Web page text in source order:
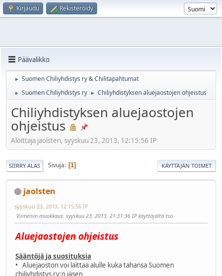
Kirjaudu Rekisteröidy
Päävalikko
► Suomen Chiliyhdistys ry & Chilitapahtumat
► Suomen Chiliyhdistys ry ► Chiliyhdistyksen aluejaostojen ohjeistus
Chiliyhdistyksen aluejaostojen
ohjeistus
Aloittaja jaolsten, syyskuu 23, 2013, 12:15:56 IP
SIIRRY ALAS Sivuja 1 KÄYTTÄJÄN TOIMET
jaolsten
syyskuu 23, 2013, 12:15:56 IP
Viimeisin muokkaus: syyskuu 23, 2013, 21:31:36 IP käyttäjältä tso
Aluejaostojen ohjeistus
Sääntöjä ja suosituksia
• Aluejaoston voi laittaa alulle kuka tahansa Suomen
chiliyhdistys ry:n jäsen